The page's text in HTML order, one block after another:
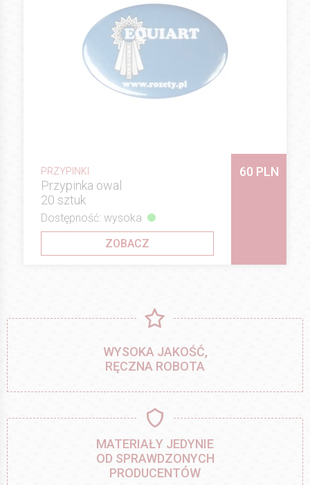
PRZYPINKI
Przypinka owal
20 sztuk
60 PLN
Dostępność: wysoka
ZOBACZ
WYSOKA JAKOŚĆ,
RĘCZNA ROBOTA
MATERIAŁY JEDYNIE
OD SPRAWDZONYCH
PRODUCENTÓW